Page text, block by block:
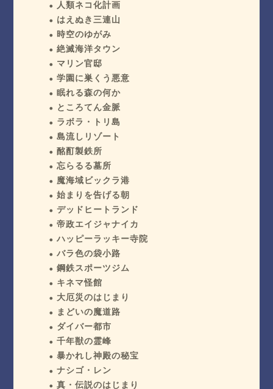
人類ネコ化計画
はえぬき三連山
時空のゆがみ
絶滅海洋タウン
マリン官邸
学園に巣くう悪意
眠れる森の何か
ところてん金脈
ラボラ・トリ島
島流しリゾート
酩酊製鉄所
忘らるる墓所
魔海域ビックラ港
始まりを告げる朝
デッドヒートランド
帝政エイジャナイカ
ハッピーラッキー寺院
バラ色の袋小路
鋼鉄スポーツジム
キネマ怪館
大厄災のはじまり
まどいの魔道路
ダイバー都市
千年獣の霊峰
暴かれし神殿の秘宝
ナシゴ・レン
真・伝説のはじまり